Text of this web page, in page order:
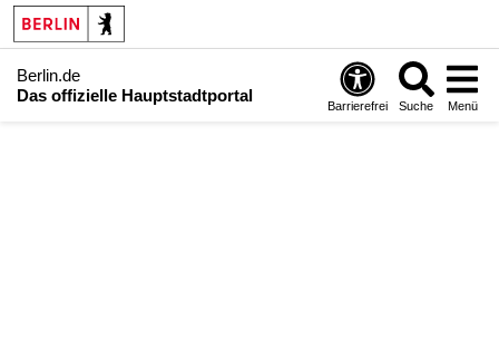
Berlin.de
Das offizielle Hauptstadtportal
Barrierefrei Suche Menü